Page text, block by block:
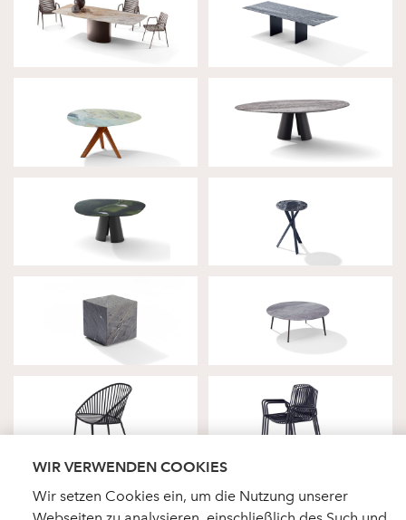
WIR VERWENDEN COOKIES
Wir setzen Cookies ein, um die Nutzung unserer